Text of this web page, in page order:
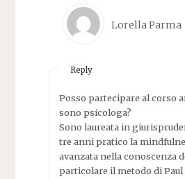
Lorella Parma
Reply
Posso partecipare al corso
sono psicologa?
Sono laureata in
tre anni pratico la
avanzata nella conoscenza
particolare il metodo di